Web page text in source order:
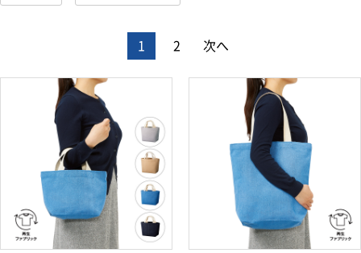
1 2 次へ